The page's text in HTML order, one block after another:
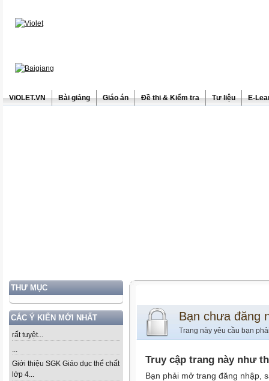
ViOLET.VN Bài giảng Giáo án Đề thi & Kiểm tra Tư liệu E-
THƯ MỤC
CÁC Ý KIẾN MỚI NHẤT
rất tuyệt...
...
Giới thiệu SGK Giáo dục thể chất
lớp 4...
Bạn chưa đăng
Trang này yêu cầu bạn
Truy cập trang này như
Bạn phải mở trang đăng nhập,